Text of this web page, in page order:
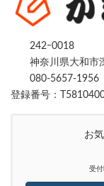
242ｰ0018
神奈川県大和市
080-5657-
登録番号：
お
受